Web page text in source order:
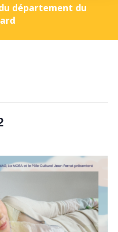
département du